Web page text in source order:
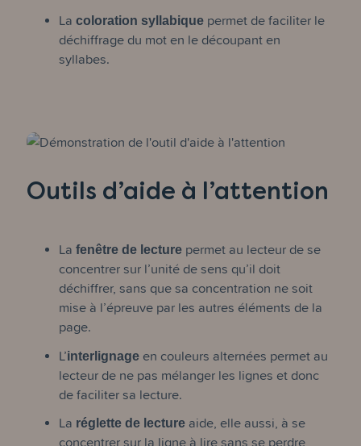
Lacoloration syllabique permet de faciliter le
déchiffrage du mot en le découpant en
syllabes.
Outils d’aide à l’attention
Lafenêtre de lecture permet au lecteur de se
concentrer sur l’unité de sens qu’il doit
déchiffrer, sans que sa concentration ne soit
mise à l’épreuve par les autres éléments de la
page.
L’interlignage en couleurs alternées permet au
lecteur de ne pas mélanger les lignes et donc
de faciliter sa lecture.
La réglette de lecture aide, elle aussi, à se
concentrer sur la ligne à lire sans se perdre